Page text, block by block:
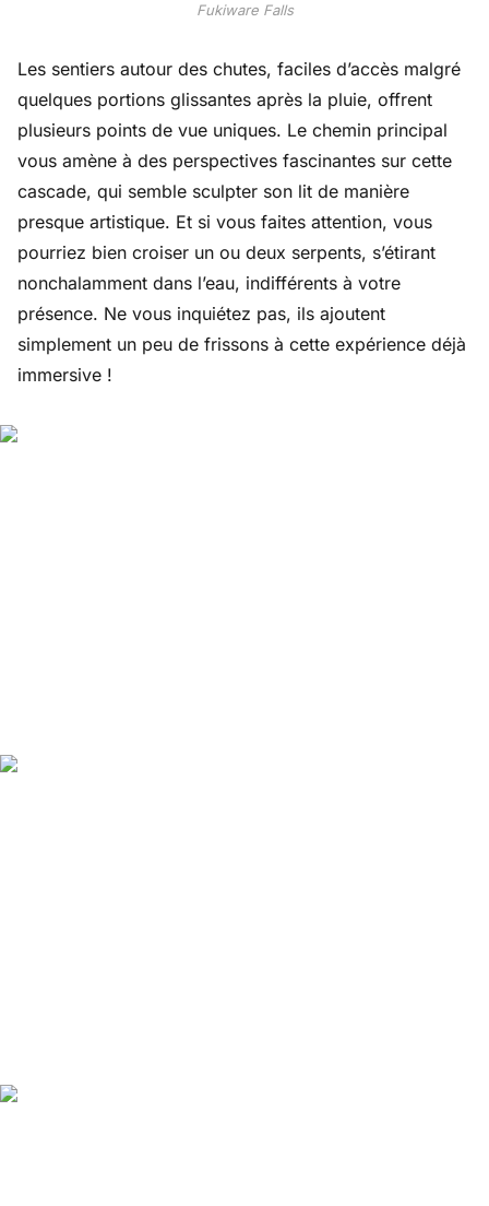
Fukiware Falls
Les sentiers autour des chutes, faciles d’accès malgré
quelques portions glissantes après la pluie, offrent
plusieurs points de vue uniques. Le chemin principal
vous amène à des perspectives fascinantes sur cette
cascade, qui semble sculpter son lit de manière
presque artistique. Et si vous faites attention, vous
pourriez bien croiser un ou deux serpents, s’étirant
nonchalamment dans l’eau, indifférents à votre
présence. Ne vous inquiétez pas, ils ajoutent
simplement un peu de frissons à cette expérience déjà
immersive !